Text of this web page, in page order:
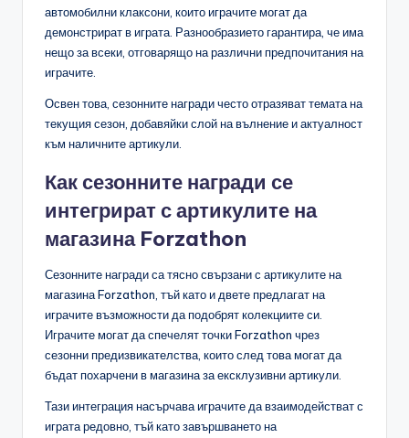
автомобилни клаксони, които играчите могат да
демонстрират в играта. Разнообразието гарантира, че има
нещо за всеки, отговарящо на различни предпочитания на
играчите.
Освен това, сезонните награди често отразяват темата на
текущия сезон, добавяйки слой на вълнение и актуалност
към наличните артикули.
Как сезонните награди се
интегрират с артикулите на
магазина Forzathon
Сезонните награди са тясно свързани с артикулите на
магазина Forzathon, тъй като и двете предлагат на
играчите възможности да подобрят колекциите си.
Играчите могат да спечелят точки Forzathon чрез
сезонни предизвикателства, които след това могат да
бъдат похарчени в магазина за ексклузивни артикули.
Тази интеграция насърчава играчите да взаимодействат с
играта редовно, тъй като завършването на